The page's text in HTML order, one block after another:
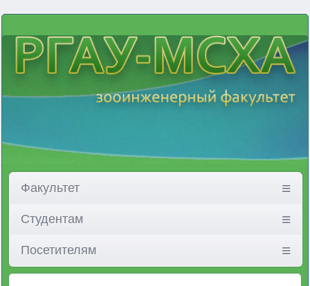
Факультет
Студентам
Посетителям